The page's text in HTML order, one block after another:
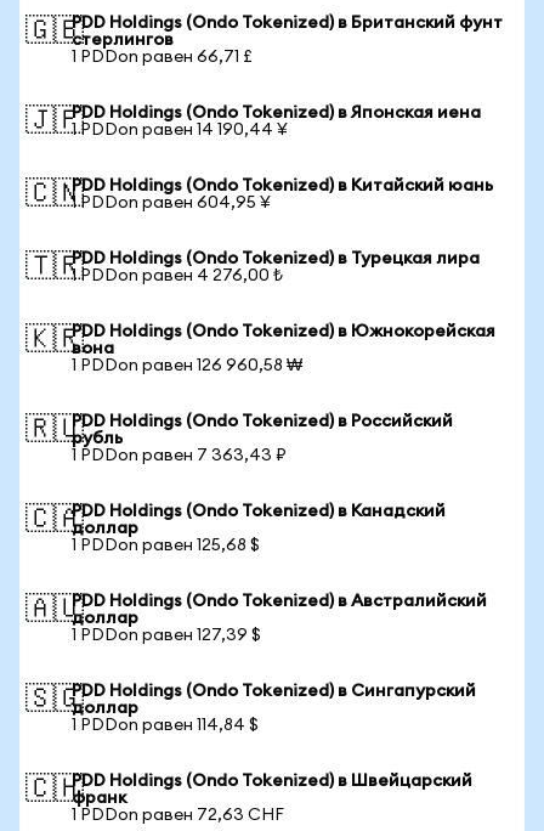
🇬🇧PDD Holdings (Ondo Tokenized) в Британский фунт
стерлингов
1 PDDon равен 66,71 £
🇯🇵PDD Holdings (Ondo Tokenized) в Японская иена
1 PDDon равен 14 190,44 ¥
🇨🇳PDD Holdings (Ondo Tokenized) в Китайский юань
1 PDDon равен 604,95 ¥
🇹🇷PDD Holdings (Ondo Tokenized) в Турецкая лира
1 PDDon равен 4 276,00 ₺
🇰🇷PDD Holdings (Ondo Tokenized) в Южнокорейская
вона
1 PDDon равен 126 960,58 ₩
🇷🇺PDD Holdings (Ondo Tokenized) в Российский
рубль
1 PDDon равен 7 363,43 ₽
🇨🇦PDD Holdings (Ondo Tokenized) в Канадский
доллар
1 PDDon равен 125,68 $
🇦🇺PDD Holdings (Ondo Tokenized) в Австралийский
доллар
1 PDDon равен 127,39 $
🇸🇬PDD Holdings (Ondo Tokenized) в Сингапурский
доллар
1 PDDon равен 114,84 $
🇨🇭PDD Holdings (Ondo Tokenized) в Швейцарский
франк
1 PDDon равен 72,63 CHF